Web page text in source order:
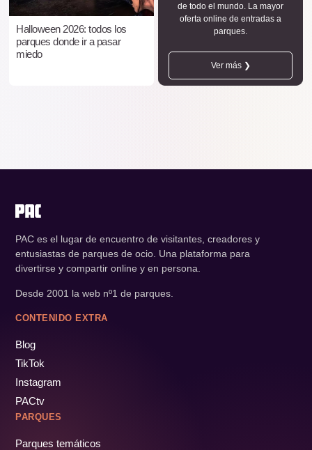
Halloween 2026: todos los
parques donde ir a pasar
miedo
de todo el mundo. La mayor
oferta online de entradas a
parques.
Ver más ❯
PAC es el lugar de encuentro de visitantes, creadores y
entusiastas de parques de ocio. Una plataforma para
divertirse y compartir online y en persona.
Desde 2001 la web nº1 de parques.
CONTENIDO EXTRA
Blog
TikTok
Instagram
PACtv
PARQUES
Parques temáticos